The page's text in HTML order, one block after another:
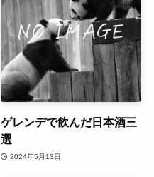
ゲレンデで飲んだ日本酒三
選
2024年5月13日